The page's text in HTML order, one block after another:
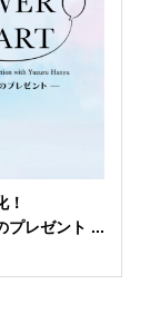
！
プレゼント ...